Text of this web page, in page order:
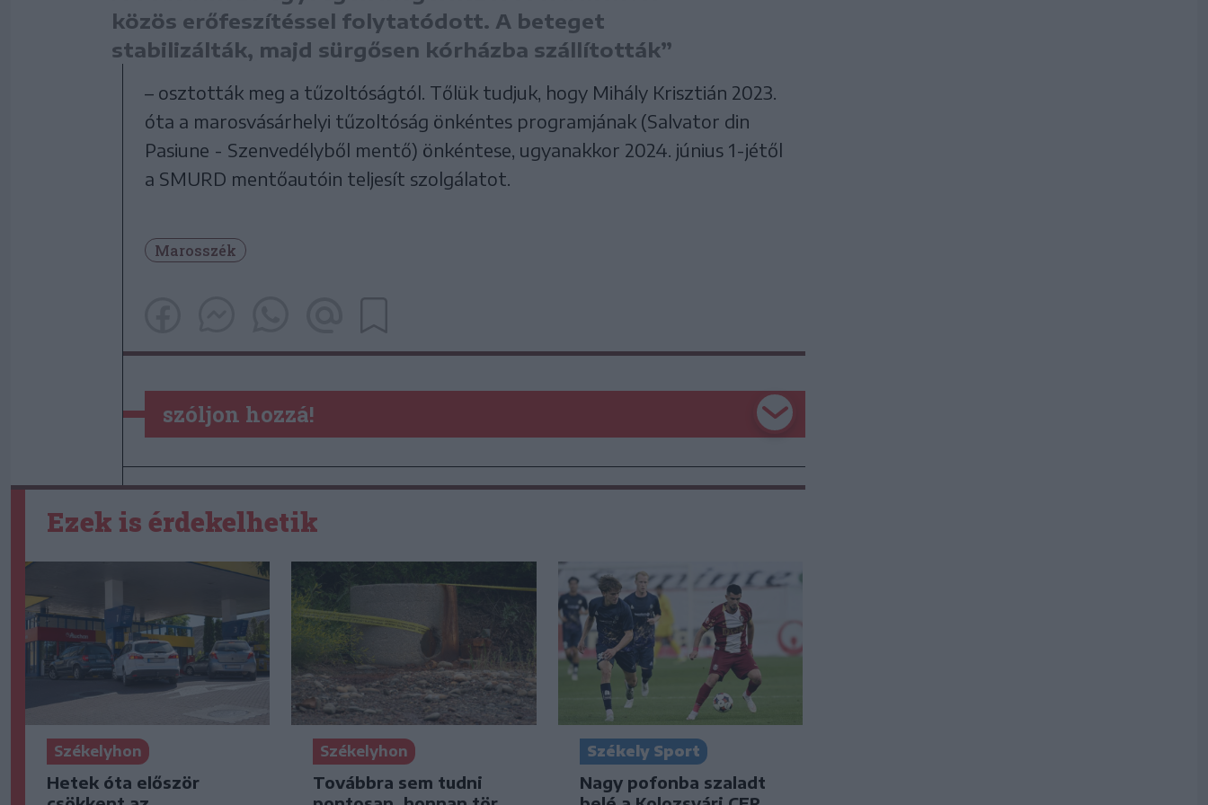
közös erőfeszítéssel folytatódott. A beteget
stabilizálták, majd sürgősen kórházba szállították”
– osztották meg a tűzoltóságtól. Tőlük tudjuk, hogy Mihály Krisztián 2023.
óta a marosvásárhelyi tűzoltóság önkéntes programjának (Salvator din
Pasiune - Szenvedélyből mentő) önkéntese, ugyanakkor 2024. június 1-jétől
a SMURD mentőautóin teljesít szolgálatot.
Marosszék
szóljon hozzá!
Ezek is érdekelhetik
Székelyhon
Hetek óta először
Székelyhon
Továbbra sem tudni
Székely Sport
Nagy pofonba szaladt